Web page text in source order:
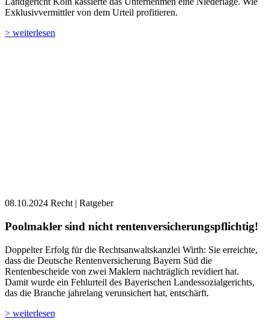
Exklusivvermittler von dem Urteil profitieren.
> weiterlesen
08.10.2024 Recht | Ratgeber
Poolmakler sind nicht rentenversicherungspflichtig!
Doppelter Erfolg für die Rechtsanwaltskanzlei Wirth: Sie erreichte,
dass die Deutsche Rentenversicherung Bayern Süd die
Rentenbescheide von zwei Maklern nachträglich revidiert hat.
Damit wurde ein Fehlurteil des Bayerischen Landessozialgerichts,
das die Branche jahrelang verunsichert hat, entschärft.
> weiterlesen